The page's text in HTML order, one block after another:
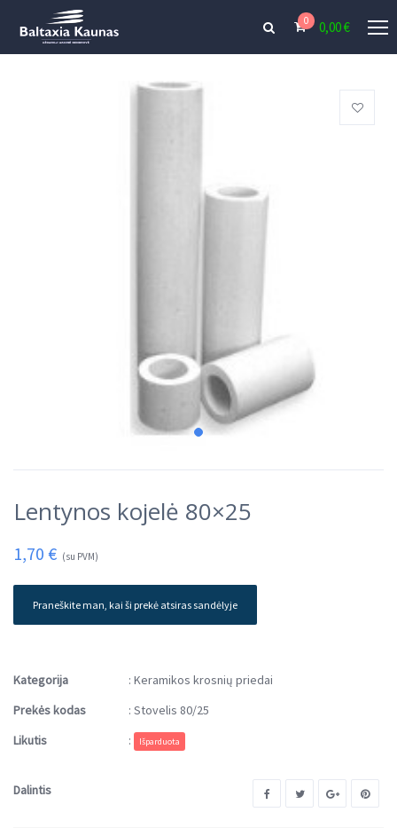
0 0,00€
Lentynos kojelė 80×25
1,70 € (su PVM)
Praneškite man, kai ši prekė atsiras sandėlyje
Kategorija : Keramikos krosnių priedai
Prekės kodas
: Stovelis 80/25
Likutis
: Išparduota
Dalintis